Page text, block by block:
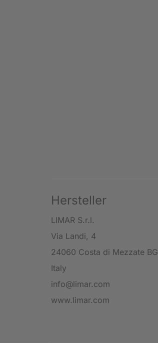
Hersteller
LIMAR S.r.l.
Via Landi, 4
24060 Costa di Mezzate BG
Italy
info@limar.com
www.limar.com